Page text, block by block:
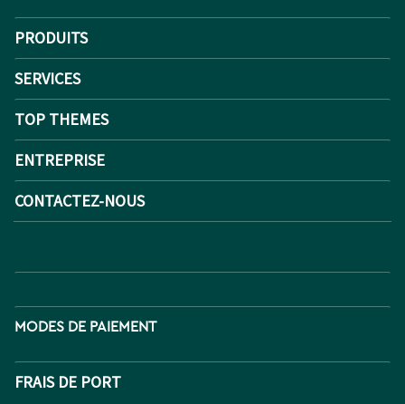
PRODUITS
SERVICES
TOP THEMES
ENTREPRISE
CONTACTEZ-NOUS
MODES DE PAIEMENT
FRAIS DE PORT